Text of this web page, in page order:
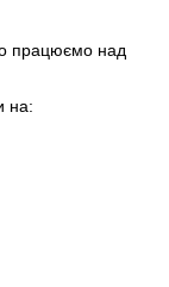
працюємо над
на: